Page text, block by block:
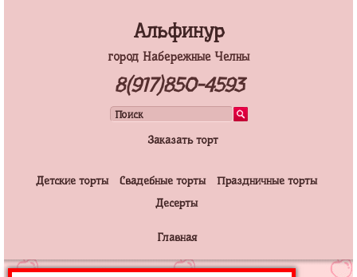
Альфинур
город Набережные Челны
8(917)850-4593
Заказать торт
Детские торты Свадебные торты
Праздничные торты
Десерты
Главная